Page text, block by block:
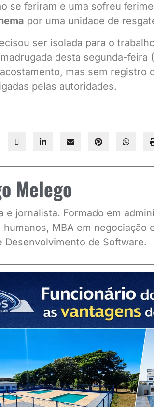
se feriram e uma sofreu
por uma unidade de
ser isolada para o
desta segunda-feira
mas sem registro
pelas autoridades.
Melego
e jornalista. Formado em
humanos, MBA em negociação
Desenvolvimento de Software.